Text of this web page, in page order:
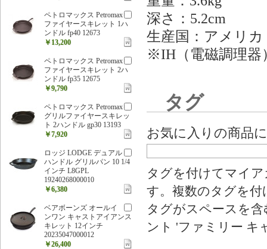
深さ：5.2cm
生産国：アメリカ
※IH（電磁調理器
タグ
お気に入りの商品
タグを付けてマイ
す。複数のタグを
タグがスペースを
ント 'ファミリー キ
ペトロマックス Petromax
ファイヤースキレット 1ハ
ンドル fp40 12673
￥13,200
ペトロマックス Petromax
ファイヤースキレット 2ハ
ンドル fp35 12675
￥9,790
ペトロマックス Petromax
グリルファイヤースキレッ
ト 2ハンドル gp30 13193
￥7,920
ロッジ LODGE デュアル
ハンドル グリルパン 10 1/4
インチ L8GPL
19240268000010
￥6,380
ベアボーンズ オールイ
ンワン キャストアイアンス
キレット 12インチ
20235047000012
￥26,400